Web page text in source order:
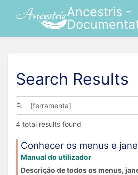
Ancestris -
Search Results
4 total results found
Conhecer os menus e
Manual do utilizador
Descrição de todos os menus,